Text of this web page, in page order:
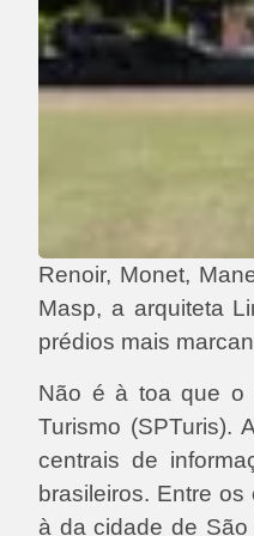
Renoir, Monet,
Masp, a arquiteta
prédios mais
Não é à toa que o
Turismo (SPTuris).
centrais de
brasileiros. Entre
à da cidade de São